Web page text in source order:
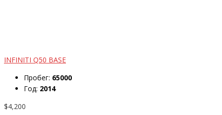
INFINITI Q50 BASE
Пробег: 65000
Год: 2014
$4,200